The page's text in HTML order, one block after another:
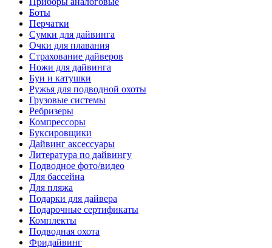
Боты
Перчатки
Сумки для дайвинга
Очки для плавания
Страхование дайверов
Ножи для дайвинга
Буи и катушки
Ружья для подводной охоты
Грузовые системы
Ребризеры
Компрессоры
Буксировщики
Дайвинг аксессуары
Литература по дайвингу
Подводное фото/видео
Для бассейна
Для пляжа
Подарки для дайвера
Подарочные сертификаты
Комплекты
Подводная охота
Фридайвинг